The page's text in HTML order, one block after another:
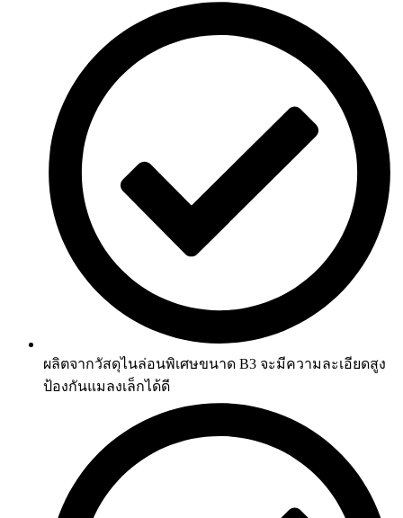
ผลิตจากวัสดุไนล่อนพิเศษขนาด B3 จะมีความละเอียดสูง
ป้องกันแมลงเล็กได้ดี